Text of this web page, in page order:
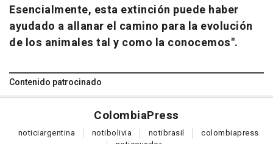
Esencialmente, esta extinción puede haber
ayudado a allanar el camino para la evolución
de los animales tal y como la conocemos".
Contenido patrocinado
ColombiaPress
noticiargentina notibolivia notibrasil colombiapress